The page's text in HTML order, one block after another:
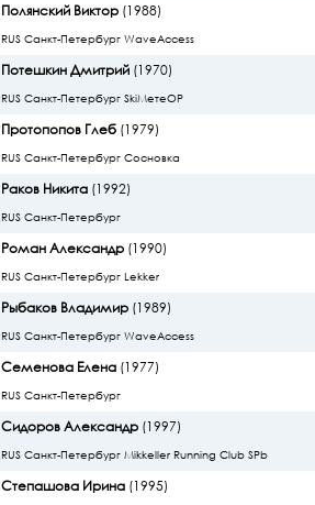
Полянский Виктор(1988)
RUS Санкт-Петербург WaveAccess
Потешкин Дмитрий(1970)
RUS Санкт-Петербург SkiMeтeOP
Протопопов Глеб(1979)
RUS Санкт-Петербург Сосновка
Раков Никита(1992)
RUS Санкт-Петербург
Роман Александр(1990)
RUS Санкт-Петербург Lekker
Рыбаков Владимир(1989)
RUS Санкт-Петербург WaveAccess
Семенова Елена(1977)
RUS Санкт-Петербург
Сидоров Александр(1997)
RUS Санкт-Петербург Mikkeller Running Club SPb
Степашова Ирина(1995)